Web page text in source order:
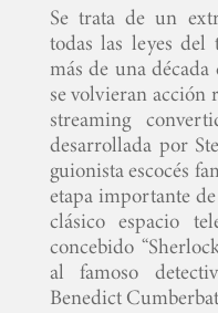
Se trata de un
todas las leyes
más de una década
se volvieran acción
streaming
desarrollada por
guionista escocés
etapa importante
clásico espacio
concebido
al famoso
Benedict